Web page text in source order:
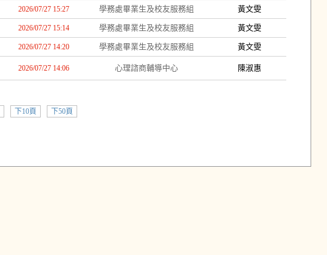
2026/07/27 15:27 學務處畢業生及校友服務組 黃文雯
2026/07/27 15:14 學務處畢業生及校友服務組 黃文雯
2026/07/27 14:20 學務處畢業生及校友服務組 黃文雯
2026/07/27 14:06 心理諮商輔導中心 陳淑惠
下10頁 下50頁